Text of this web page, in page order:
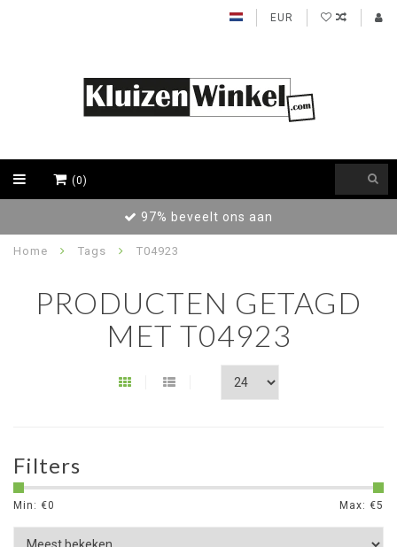
EUR
(0)
97% beveelt ons aan
Home Tags T04923
PRODUCTEN GETAGD
MET T04923
Filters
Min: €0 Max: €5